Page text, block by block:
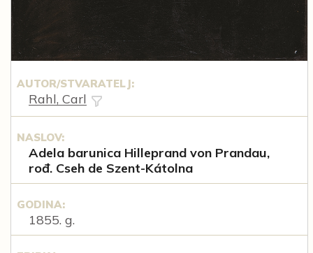
AUTOR/STVARATELJ:
Rahl, Carl
NASLOV:
Adela barunica Hilleprand von Prandau,
rođ. Cseh de Szent-Kátolna
GODINA:
1855. g.